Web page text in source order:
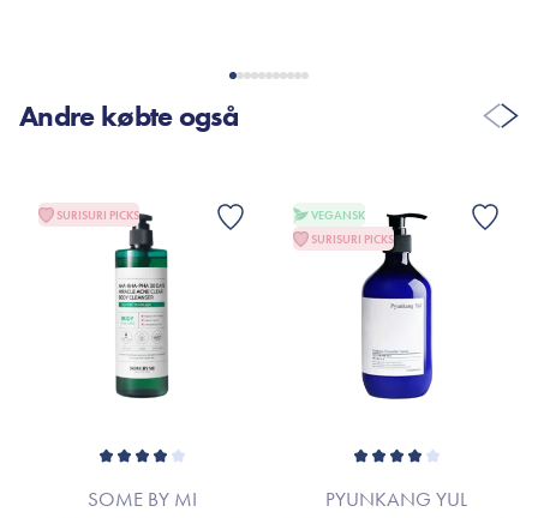
Andre købte også
SURISURI PICKS
SOME BY MI
VEGANSK
SURISURI PICKS
PYUNKANG YUL